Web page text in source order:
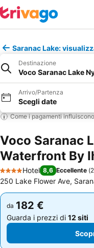
Saranac Lake:
Destinazione
Voco Saranac Lake
Arrivo/Partenza
Scegli date
Come i pagamenti
Voco Saranac
Waterfront By
4 Stelle
Hotel 8,6 Eccellente (
250 Lake Flower Ave,
da 182 €
Guarda i prezzi di 12 siti
da 182 €
Guarda i prezzi di 12 siti